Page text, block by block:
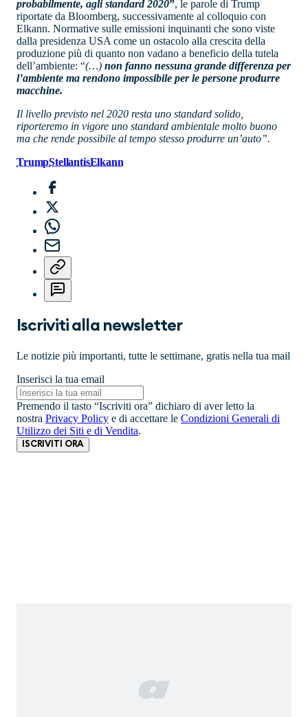
probabilmente, agli standard 2020”, le parole di Trump
riportate da Bloomberg, successivamente al colloquio con
Elkann. Normative sulle emissioni inquinanti che sono viste
dalla presidenza USA come un ostacolo alla crescita della
produzione più di quanto non vadano a beneficio della tutela
dell’ambiente: “(…) non fanno nessuna grande differenza per
l’ambiente ma rendono impossibile per le persone produrre
macchine.
Il livello previsto nel 2020 resta uno standard solido,
riporteremo in vigore uno standard ambientale molto buono
ma che rende possibile al tempo stesso produrre un’auto”.
TrumpStellantisElkann
Iscriviti alla newsletter
Le notizie più importanti, tutte le settimane, gratis nella tua mail
Inserisci la tua email
Premendo il tasto “Iscriviti ora” dichiaro di aver letto la
nostra Privacy Policy e di accettare le Condizioni Generali di
Utilizzo dei Siti e di Vendita.
ISCRIVITI ORA